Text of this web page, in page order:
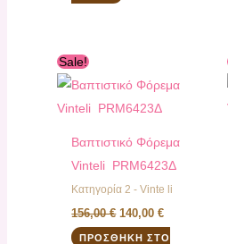
Sale!
Βαπτιστικό Φόρεμα
Vinteli PRM6423Δ
Κατηγορία 2 - Vinte li
156,00€
was:
140,00€
τιμή
ΠΡΟΣΘΉΚΗ ΣΤΟ